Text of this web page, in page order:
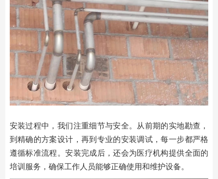
安装过程中，我们注重细节与安全。从前期的实地勘查，
到精确的方案设计，再到专业的安装调试，每一步都严格
遵循标准流程。安装完成后，还会为医疗机构提供全面的
培训服务，确保工作人员能够正确使用和维护设备。